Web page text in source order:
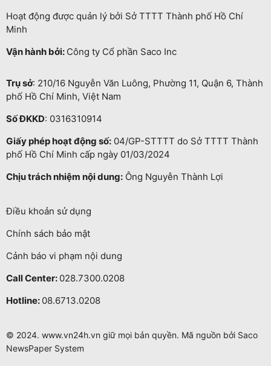
Hoạt động được quản lý bởi Sở TTTT Thành phố Hồ Chí
Minh
Vận hành bởi: Công ty Cổ phần Saco Inc
Trụ sở: 210/16 Nguyễn Văn Luông, Phường 11, Quận 6, Thành
phố Hồ Chí Minh, Việt Nam
Số ĐKKD: 0316310914
Giấy phép hoạt động số: 04/GP-STTTT do Sở TTTT Thành
phố Hồ Chí Minh cấp ngày 01/03/2024
Chịu trách nhiệm nội dung: Ông Nguyễn Thành Lợi
Điều khoản sử dụng
Chính sách bảo mật
Cảnh báo vi phạm nội dung
Call Center: 028.7300.0208
Hotline: 08.6713.0208
© 2024. www.vn24h.vn giữ mọi bản quyền. Mã nguồn bởi Saco
NewsPaper System